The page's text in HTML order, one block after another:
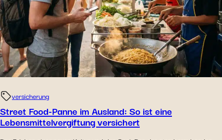
versicherung
Street Food-Panne im Ausland: So ist eine
Lebensmittelvergiftung versichert